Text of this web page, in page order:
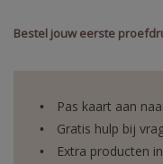
Bestel jouw eerste
Pas kaart aan
Gratis hulp bij
Extra producten